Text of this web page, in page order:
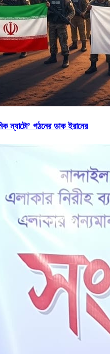
ন্যাটো’ গঠনের ডাক ইরানের